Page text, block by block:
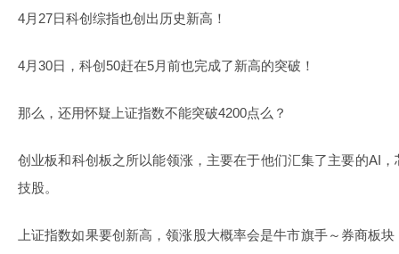
4月27日科创综指也创出历史新高！
4月30日，科创50赶在5月前也完成了新高的突破！
那么，还用怀疑上证指数不能突破4200点么？
创业板和科创板之所以能领涨，主要在于他们汇集了主要的AI
技股。
上证指数如果要创新高，领涨股大概率会是牛市旗手～券商板